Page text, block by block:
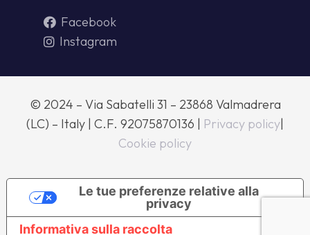
Facebook
Instagram
© 2024 – Via Sabatelli 31 – 23868 Valmadrera
(LC) – Italy | C.F. 92075870136 | Privacy policy|
Cookie policy
Informativa sulla raccolta
Le tue preferenze relative alla
privacy